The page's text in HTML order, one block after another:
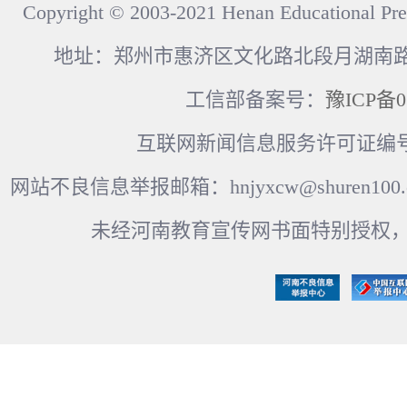
Copyright © 2003-2021 Henan Educational
地址：郑州市惠济区文化路北段月湖南
工信部备案号： 豫ICP备
互联网新闻信息服务许可证编
网站不良信息举报邮箱：
未经河南教育宣传网书面特别授权